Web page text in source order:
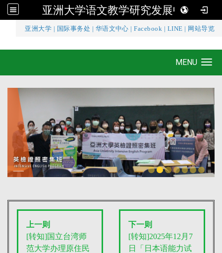
亚洲大学语文教学研究发展中心
亚洲大学 国际事务处 华语文中心 |Facebook LINE 网站导览
亚洲大学语文教学研究发展中心
MENU
上一则
[转知]国立台湾师
范大学办理原住民
下一则
[转知]2025年12月7
日「日本语能力试